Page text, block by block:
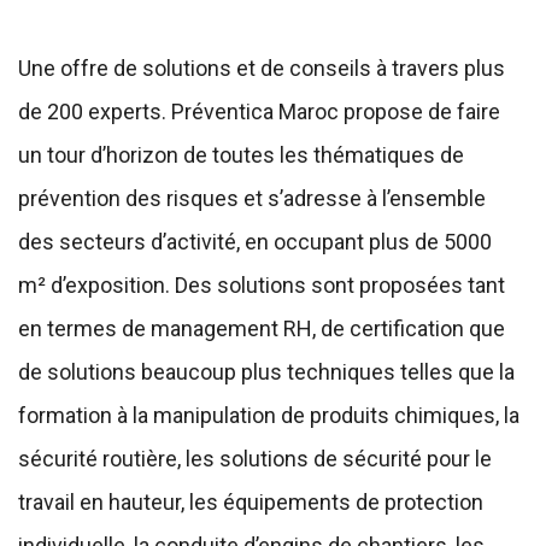
Une offre de solutions et de conseils à travers plus
de 200 experts. Préventica Maroc propose de faire
un tour d’horizon de toutes les thématiques de
prévention des risques et s’adresse à l’ensemble
des secteurs d’activité, en occupant plus de 5000
m² d’exposition. Des solutions sont proposées tant
en termes de management RH, de certification que
de solutions beaucoup plus techniques telles que la
formation à la manipulation de produits chimiques, la
sécurité routière, les solutions de sécurité pour le
travail en hauteur, les équipements de protection